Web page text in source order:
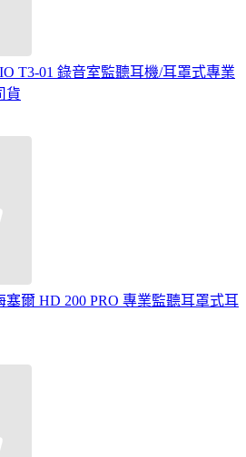
T3-01 錄音室監聽耳機/耳罩式專業
貨
塞爾 HD 200 PRO 專業監聽耳罩式耳